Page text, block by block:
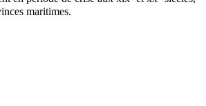
maritimes.